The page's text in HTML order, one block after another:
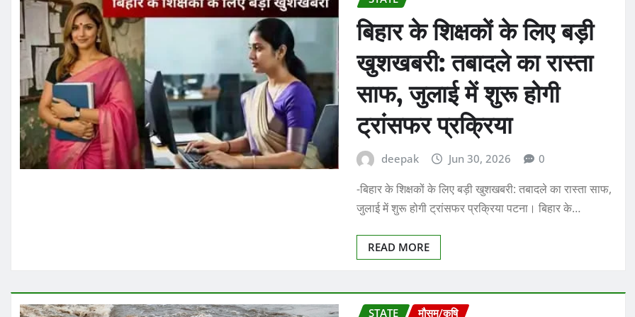
बिहार के शिक्षकों के लिए बड़ी
खुशखबरी: तबादले का रास्ता
साफ, जुलाई में शुरू होगी
ट्रांसफर प्रक्रिया
deepak Jun 30, 2026 0
-बिहार के शिक्षकों के लिए बड़ी खुशखबरी: तबादले का रास्ता साफ,
जुलाई में शुरू होगी ट्रांसफर प्रक्रिया पटना। बिहार के…
READ MORE
STATE मौसम/कृषि